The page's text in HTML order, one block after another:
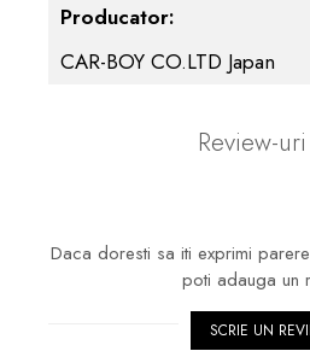
Producator:
CAR-BOY CO.LTD Japan
Review-uri
Daca doresti sa iti exprimi
poti adauga un
SCRIE UN